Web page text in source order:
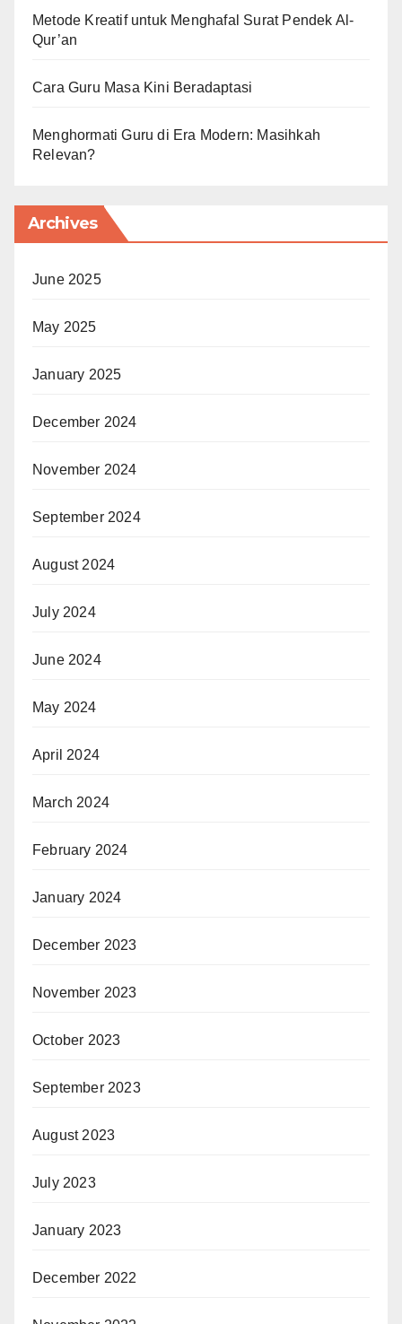
Metode Kreatif untuk Menghafal Surat Pendek Al-
Qur’an
Cara Guru Masa Kini Beradaptasi
Menghormati Guru di Era Modern: Masihkah
Relevan?
Archives
June 2025
May 2025
January 2025
December 2024
November 2024
September 2024
August 2024
July 2024
June 2024
May 2024
April 2024
March 2024
February 2024
January 2024
December 2023
November 2023
October 2023
September 2023
August 2023
July 2023
January 2023
December 2022